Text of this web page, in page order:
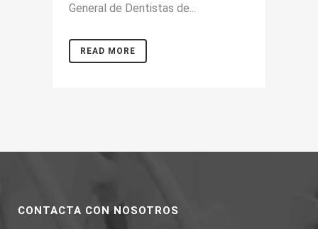
General de Dentistas de...
READ MORE
CONTACTA CON NOSOTROS